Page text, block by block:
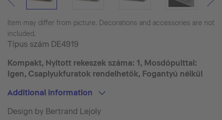
Item may differ from picture. Decorations and accessories are not
included.
Típus szám DE4919
Kompakt, Nyitott rekeszek száma: 1, Mosdópulttal:
Igen, Csaplyukfuratok rendelhetők, Fogantyú nélkül
Additional information
Design by Bertrand Lejoly